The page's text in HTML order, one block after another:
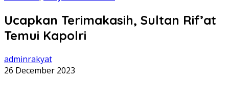
Ucapkan Terimakasih, Sultan Rif’at
Temui Kapolri
adminrakyat
26 December 2023